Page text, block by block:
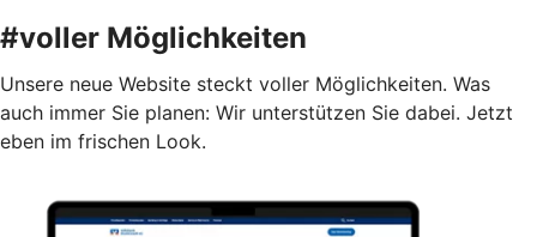
#voller Möglichkeiten
Unsere neue Website steckt voller Möglichkeiten. Was
auch immer Sie planen: Wir unterstützen Sie dabei. Jetzt
eben im frischen Look.